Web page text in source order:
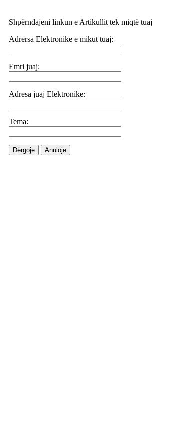
Shpërndajeni linkun e Artikullit tek miqtë tuaj
Adrersa Elektronike e mikut tuaj:
Emri juaj:
Adresa juaj Elektronike:
Tema:
Dërgoje Anuloje